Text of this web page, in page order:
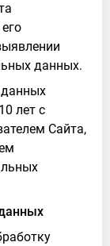
данных.
данных
лет с
Сайта,